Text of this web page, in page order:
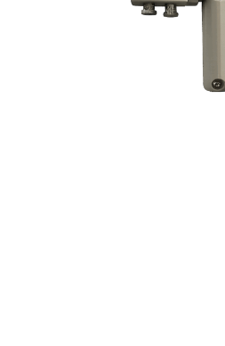
ピラティスマシン ワンダーチェア...